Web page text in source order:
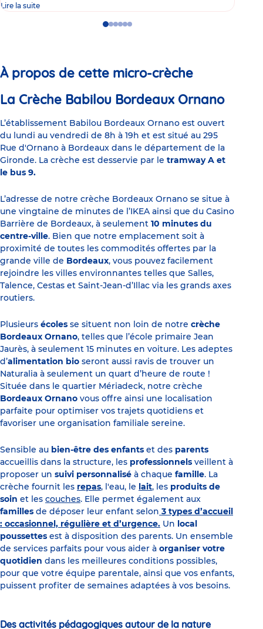
Lire la suite
GoGoGoGo
GoGo
À propos de cette micro-crèche
La Crèche Babilou Bordeaux Ornano
L’établissement Babilou Bordeaux Ornano est ouvert
du lundi au vendredi de 8h à 19h et est situé au 295
Rue d'Ornano à Bordeaux dans le département de la
Gironde. La crèche est desservie par le tramway A et
le bus 9.
L’adresse de notre crèche Bordeaux Ornano se situe à
une vingtaine de minutes de l’IKEA ainsi que du Casino
Barrière de Bordeaux, à seulement 10 minutes du
centre-ville. Bien que notre emplacement soit à
proximité de toutes les commodités offertes par la
grande ville de Bordeaux, vous pouvez facilement
rejoindre les villes environnantes telles que Salles,
Talence, Cestas et Saint-Jean-d’Illac via les grands axes
routiers.
Plusieurs écoles se situent non loin de notre crèche
Bordeaux Ornano, telles que l’école primaire Jean
Jaurès, à seulement 15 minutes en voiture. Les adeptes
d’alimentation bio seront aussi ravis de trouver un
Naturalia à seulement un quart d’heure de route !
Située dans le quartier Mériadeck, notre crèche
Bordeaux Ornano vous offre ainsi une localisation
parfaite pour optimiser vos trajets quotidiens et
favoriser une organisation familiale sereine.
Sensible au bien-être des enfants et des parents
accueillis dans la structure, les professionnels veillent à
proposer un suivi personnalisé à chaque famille. La
crèche fournit les repas, l'eau, le lait, les produits de
soin et les couches. Elle permet également aux
familles de déposer leur enfant selon 3 types d’accueil
: occasionnel, régulière et d’urgence. Un local
poussettes est à disposition des parents. Un ensemble
de services parfaits pour vous aider à organiser votre
quotidien dans les meilleures conditions possibles,
pour que votre équipe parentale, ainsi que vos enfants,
puissent profiter de semaines adaptées à vos besoins.
Des activités pédagogiques autour de la nature